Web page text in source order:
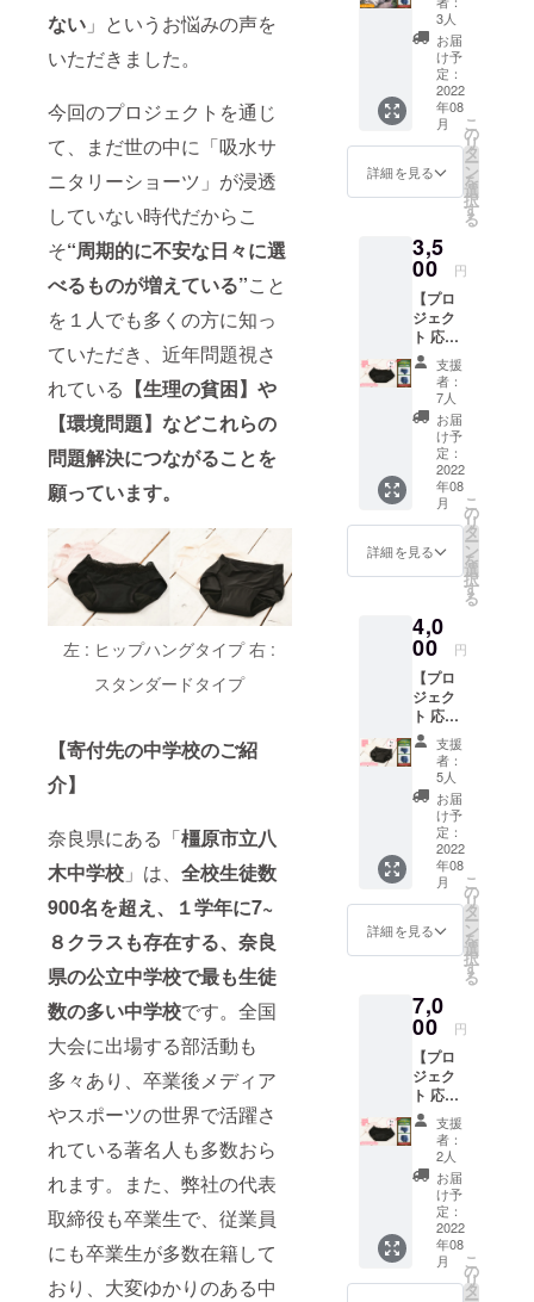
ない 」というお悩みの声を
いただきました。
今回のプロジェクトを通じ
て、まだ世の中に「吸水サ
ニタリーショーツ」が浸透
していない時代だからこ
そ“周期的に不安な日々に選
べるものが増えている”こと
を１人でも多くの方に知っ
ていただき、近年問題視さ
れている 【生理の貧困】や
【環境問題】などこれらの
問題解決につながることを
願っています。
左 : ヒップハングタイプ 右 :
スタンダードタイプ
【寄付先の中学校のご紹
介】
奈良県にある「橿原市立八
木中学校 」は、 全校生徒数
900名を超え、１学年に7~
８クラスも存在する、奈良
県の公立中学校で最も生徒
数の多い中学校です。全国
大会に出場する部活動も
多々あり、卒業後メディア
やスポーツの世界で活躍さ
れている著名人も多数おら
れます。また、弊社の代表
取締役も卒業生で、従業員
にも卒業生が多数在籍して
おり、大変ゆかりのある中
送」まで、
すべて自社
（奈良）で
行っており
ます。
渡し ①
をご指
定いた
だいた
メール
アドレ
ス宛に
お送り
いたし
※お願い
メール
対策の
設定等
の理由
で、弊
社から
のメー
ルが届
かない
事例が
稀にご
ざいま
す。 お
手数で
はござ
います
が、確
う弊社
メール
アドレ
ス「
info@k
orell.co.
jp 」
の受信
設定を
お願い
いたし
ます。
スク ３
枚】 ①
サンサ
ンマス
ク ３
枚 備
考欄
に“ご希
望のタ
イプ”を
ご入力
い ②お
礼のお
手紙
代表取
締役よ
り感謝
の手紙
をお届
品購入
クーポ
ン1,000
円分
【有効
期限：
なし】
弊社
にてお
１人様
１回限
りご利
用いた
だける
クーポ
ン 追
加購入
の際な
どに是
非ご活
用くだ
さいま
ども達
へ寄付
橿原市
立八木
中学校
の生徒
様にお
渡し
①②③
を支援
者様の
お手元
にお届
けいた
しま
す！(ポ
スト投
3人
お届
け予
定：
2022
年08
月
詳細を見る
こ
の
リ
タ
ー
ン
を
選
択
す
る
3,5
00 円
【プロ
ジェク
ト 応援
＆ヒッ
プハン
グタイ
プ １
枚】 ①
ヒップ
ハング
タイプ
１枚
ご希望
のサイ
ズ／カ
ラーを
くださ
い ②お
礼のお
手紙
代表取
締役よ
り感謝
の手紙
をお届
け ③商
品購入
クーポ
ン1,000
円分
【有効
期限：
なし】
BASE
にてお
１人様
１回限
りご利
用いた
だける
クーポ
ン 追
加購入
の際な
どに是
非ご活
用くだ
さいま
せ ④子
支援
者：
7人
お届
け予
定：
2022
年08
月
詳細を見る
こ
の
リ
タ
ー
ン
を
選
択
す
る
4,0
00 円
【プロ
ジェク
ト 応援
＆スタ
ンダー
ドタイ
プ １
枚】 ①
スタン
ダード
タイプ
１枚
ご希望
のサイ
ズ／カ
ラーを
くださ
い ②お
礼のお
手紙
代表取
締役よ
り感謝
の手紙
をお届
け ③商
品購入
クーポ
ン1,000
円分
【有効
期限：
支援
者：
5人
お届
け予
定：
2022
年08
月
詳細を見る
こ
の
リ
タ
ー
ン
を
選
択
す
る
7,0
00 円
【プロ
ジェク
ト 応援
＆ヒッ
プハン
グタイ
プ ２
枚】 ①
ヒップ
ハング
タイプ
２枚
ご希望
支援
者：
2人
お届
け予
定：
2022
年08
月
こ
の
リ
タ